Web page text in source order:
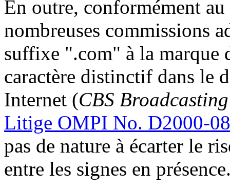
En outre, conformément
nombreuses commissions
suffixe ".com" à la marque
caractère distinctif dans le
Internet (CBS
Litige OMPI No. D2000-
pas de nature à écarter le
entre les signes en